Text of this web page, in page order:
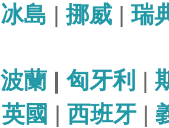
冰島 |挪威 |瑞
波蘭 | 匈牙利 |
英國 | 西班牙 |